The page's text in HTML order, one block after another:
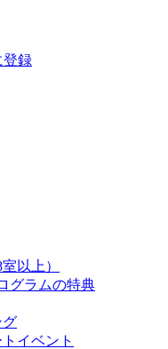
登録
以上）
グラムの特典
グ
イベント